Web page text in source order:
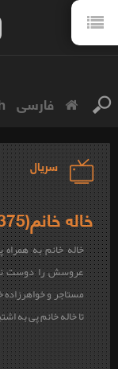
فارسی
سریال
خاله خانم(1375)
خاله‌ خانم به
عروسش را دوست
مستاجر و خواهرزاده
تا خاله خانم پی به